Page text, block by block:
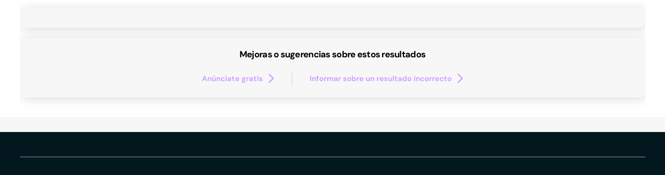
Mejoras o sugerencias sobre estos resultados
Anúnciate gratis Informar sobre un resultado incorrecto